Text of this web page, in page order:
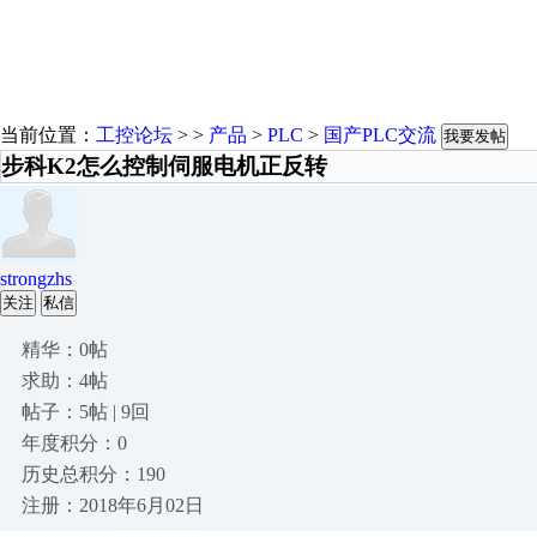
当前位置： 工控论坛 > > 产品 > PLC > 国产PLC交流 我要发帖
步科K2怎么控制伺服电机正反转
strongzhs
关注 私信
精华：0帖
求助：4帖
帖子：5帖 | 9回
年度积分：0
历史总积分：190
注册：2018年6月02日